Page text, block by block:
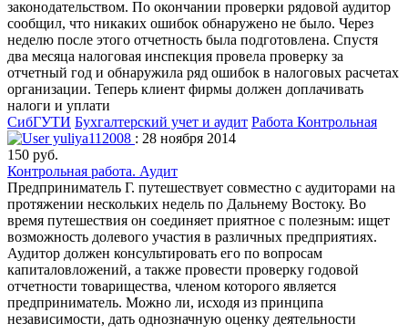
законодательством. По окончании проверки рядовой аудитор
сообщил, что никаких ошибок обнаружено не было. Через
неделю после этого отчетность была подготовлена. Спустя
два месяца налоговая инспекция провела проверку за
отчетный год и обнаружила ряд ошибок в налоговых расчетах
организации. Теперь клиент фирмы должен доплачивать
налоги и уплати
СибГУТИ Бухгалтерский учет и аудит Работа Контрольная
yuliya112008 : 28 ноября 2014
150 руб.
Контрольная работа. Аудит
Предприниматель Г. путешествует совместно с аудиторами на
протяжении нескольких недель по Дальнему Востоку. Во
время путешествия он соединяет приятное с полезным: ищет
возможность долевого участия в различных предприятиях.
Аудитор должен консультировать его по вопросам
капиталовложений, а также провести проверку годовой
отчетности товарищества, членом которого является
предприниматель. Можно ли, исходя из принципа
независимости, дать однозначную оценку деятельности